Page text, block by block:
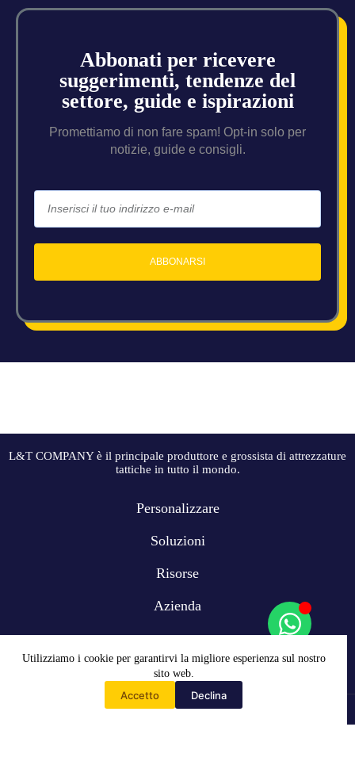
Utilizziamo i cookie per garantirvi la migliore esperienza sul nostro
sito web.
Accetto Declina
Abbonati per ricevere
suggerimenti, tendenze del
settore, guide e ispirazioni
Promettiamo di non fare spam! Opt-in solo per
notizie, guide e consigli.
ABBONARSI
L&T COMPANY è il principale produttore e grossista di attrezzature
tattiche in tutto il mondo.
Personalizzare
Soluzioni
Risorse
Azienda
Copyright © 2009-2024 L&T COMPANY Co, Ltd. Tutti i diritti